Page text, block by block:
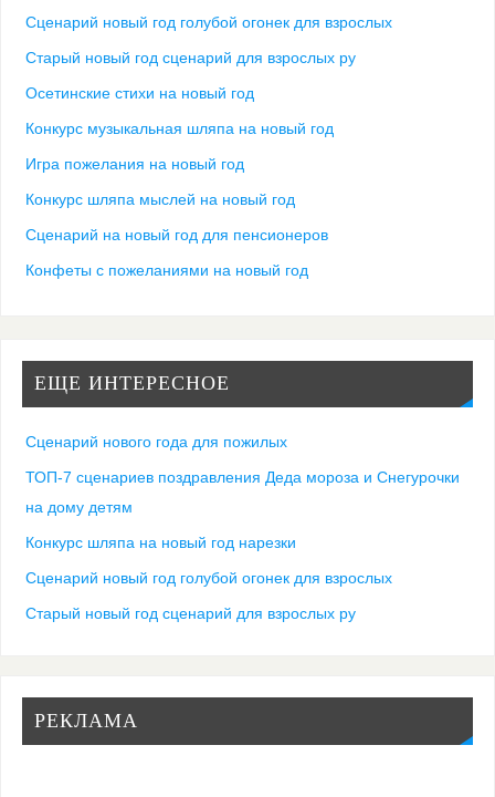
Сценарий новый год голубой огонек для взрослых
Старый новый год сценарий для взрослых ру
Осетинские стихи на новый год
Конкурс музыкальная шляпа на новый год
Игра пожелания на новый год
Конкурс шляпа мыслей на новый год
Сценарий на новый год для пенсионеров
Конфеты с пожеланиями на новый год
ЕЩЕ ИНТЕРЕСНОЕ
Сценарий нового года для пожилых
ТОП-7 сценариев поздравления Деда мороза и Снегурочки
на дому детям
Конкурс шляпа на новый год нарезки
Сценарий новый год голубой огонек для взрослых
Старый новый год сценарий для взрослых ру
РЕКЛАМА